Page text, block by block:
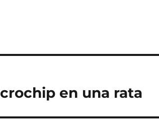
en una rata